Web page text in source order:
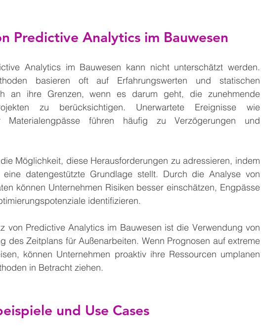
Predictive Analytics im Bauwesen
Analytics im Bauwesen kann nicht unterschätzt werden.
basieren oft auf Erfahrungswerten und statischen
an ihre Grenzen, wenn es darum geht, die zunehmende
zu berücksichtigen. Unerwartete Ereignisse wie
Materialengpässe führen häufig zu Verzögerungen und
Möglichkeit, diese Herausforderungen zu adressieren, indem
eine datengestützte Grundlage stellt. Durch die Analyse von
können Unternehmen Risiken besser einschätzen, Engpässe
identifizieren.
von Predictive Analytics im Bauwesen ist die Verwendung von
des Zeitplans für Außenarbeiten. Wenn Prognosen auf extreme
können Unternehmen proaktiv ihre Ressourcen umplanen
in Betracht ziehen.
und Use Cases